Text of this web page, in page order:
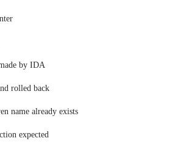
by IDA
rolled back
name already exists
expected